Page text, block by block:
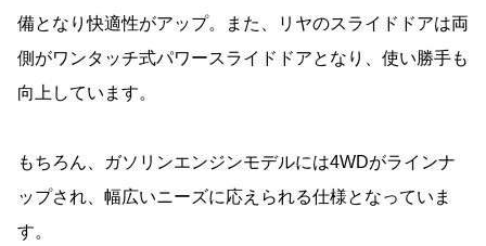
備となり快適性がアップ。また、リヤのスライドドアは両
側がワンタッチ式パワースライドドアとなり、使い勝手も
向上しています。
もちろん、ガソリンエンジンモデルには4WDがラインナ
ップされ、幅広いニーズに応えられる仕様となっていま
す。